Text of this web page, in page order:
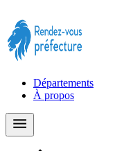
Départements
À propos